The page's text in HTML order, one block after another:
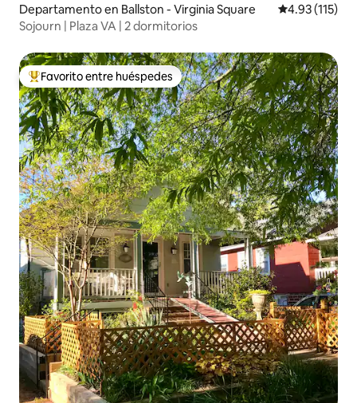
Departamento en Ballston - Virginia Square Calificación
4.93 (115)
Sojourn | Plaza VA | 2 dormitorios
De los mejores en Favorito entre huéspedes
Favorito entre huéspedes